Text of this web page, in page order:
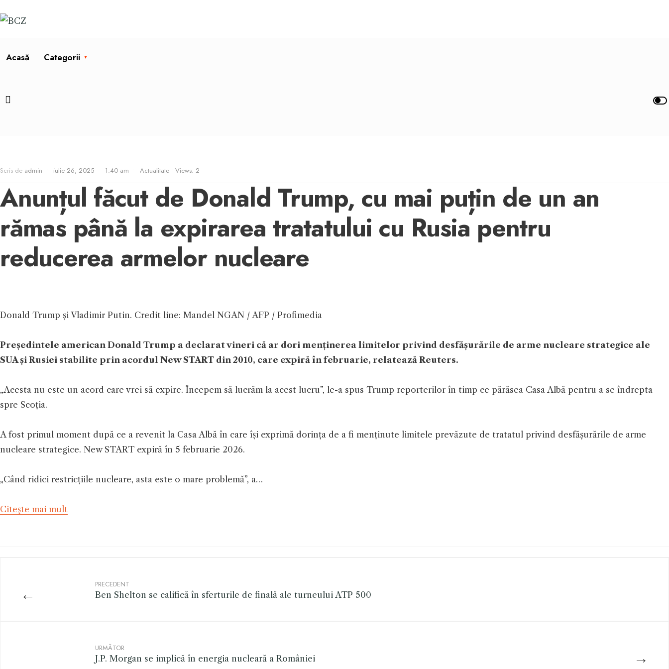
Acasă Categorii
Scris de admin • iulie 26, 2025 • 1:40 am • Actualitate • Views: 2
Anunțul făcut de Donald Trump, cu mai puțin de un an
rămas până la expirarea tratatului cu Rusia pentru
reducerea armelor nucleare
Donald Trump și Vladimir Putin. Credit line: Mandel NGAN / AFP / Profimedia
Președintele american Donald Trump a declarat vineri că ar dori menținerea limitelor privind desfășurările de arme nucleare strategice ale
SUA și Rusiei stabilite prin acordul New START din 2010, care expiră în februarie, relatează Reuters.
„Acesta nu este un acord care vrei să expire. Începem să lucrăm la acest lucru”, le-a spus Trump reporterilor în timp ce părăsea Casa Albă pentru a se îndrepta
spre Scoția.
A fost primul moment după ce a revenit la Casa Albă în care își exprimă dorința de a fi menținute limitele prevăzute de tratatul privind desfășurările de arme
nucleare strategice. New START expiră în 5 februarie 2026.
„Când ridici restricțiile nucleare, asta este o mare problemă”, a…
Citeşte mai mult
←
PRECEDENT
Ben Shelton se califică în sferturile de finală ale turneului ATP 500
→
URMĂTOR
J.P. Morgan se implică în energia nucleară a României